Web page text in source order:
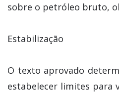
sobre o petróleo bruto,
Estabilização
O texto aprovado
estabelecer limites para